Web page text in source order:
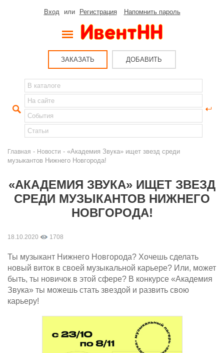
Вход или Регистрация Напомнить пароль
ЗАКАЗАТЬ ДОБАВИТЬ
Главная - Новости - «Академия Звука» ищет звезд среди
музыкантов Нижнего Новгорода!
«АКАДЕМИЯ ЗВУКА» ИЩЕТ ЗВЕЗД
СРЕДИ МУЗЫКАНТОВ НИЖНЕГО
НОВГОРОДА!
18.10.2020 1708
Ты музыкант Нижнего Новгорода? Хочешь сделать
новый виток в своей музыкальной карьере? Или, может
быть, ты новичок в этой сфере? В конкурсе «Академия
Звука» ты можешь стать звездой и развить свою
карьеру!